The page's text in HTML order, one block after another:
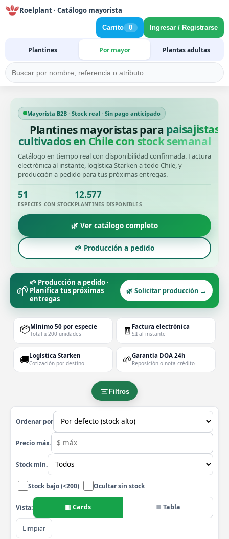
Roelplant · Catálogo mayorista
Plantines Por mayor Plantas adultas
Carrito 0 Ingresar / Registrarse
Mayorista B2B · Stock real · Sin pago anticipado
Plantines mayoristas para productores
cultivados en Chile con stock semanal
Catálogo en tiempo real con disponibilidad confirmada. Factura
electrónica al instante, logística Starken a todo Chile, y
producción a pedido para tus próximas entregas.
51
ESPECIES CON STOCK
12.577
PLANTINES DISPONIBLES
🌿 Ver catálogo completo
🌱 Producción a pedido
🌱🌱 Producción a pedido ·
Planifica tus próximas
entregas
🌿 Solicitar producción →
📦Mínimo 50 por especie
Total ≥ 200 unidades 🧾 Factura electrónica
SII al instante
🚚Logística Starken
Cotización por destino 🌱Garantía DOA 24h
Reposición o nota crédito
Filtros
Ordenar por
Precio máx.
Stock mín.
Stock bajo (<200) Ocultar sin stock
Vista: ▦ Cards ≣ Tabla
Limpiar